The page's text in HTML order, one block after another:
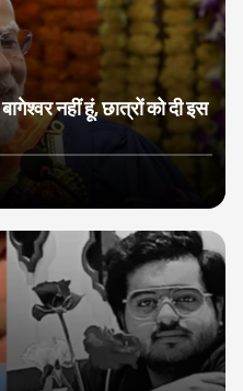
नहीं हूं, छात्रों को दी इस